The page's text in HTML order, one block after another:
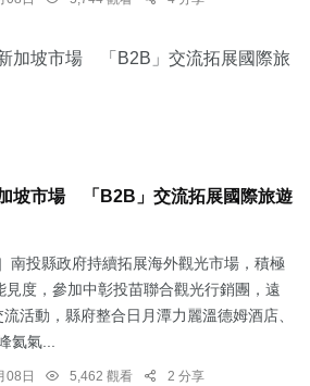
坡市場 「B2B」交流拓展國際旅遊
南投縣政府持續拓展海外觀光市場，積極
度，參加中彰投苗聯合觀光行銷團，遠
活動，縣府整合日月潭力麗溫德姆酒店、
氦氣...
08日 5,462 觀看 2 分享